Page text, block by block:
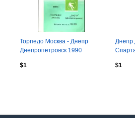
Торпедо Москва - Днепр
Днепропетровск 1990
$1
Днепр
$1